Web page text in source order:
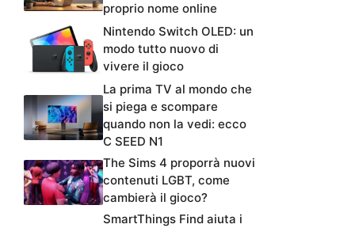
proprio nome online
Nintendo Switch OLED: un
modo tutto nuovo di
vivere il gioco
La prima TV al mondo che
si piega e scompare
quando non la vedi: ecco
C SEED N1
The Sims 4 proporrà nuovi
contenuti LGBT, come
cambierà il gioco?
SmartThings Find aiuta i